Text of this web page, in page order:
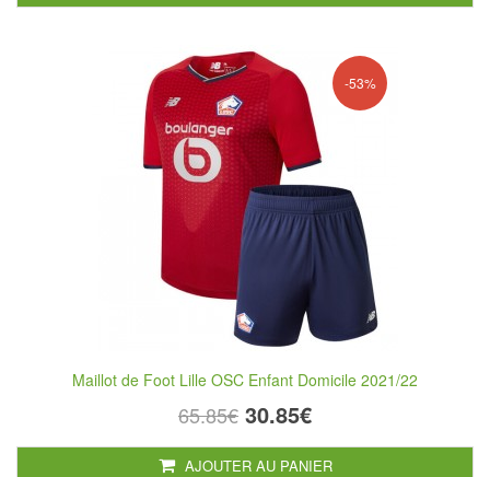
-53%
Maillot de Foot Lille OSC Enfant Domicile 2021/22
65.85€ 30.85€
AJOUTER AU PANIER